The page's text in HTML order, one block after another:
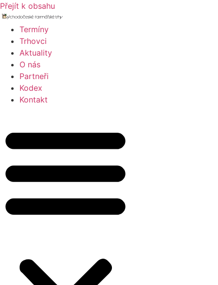
Přejít k obsahu
Termíny
Trhovci
Aktuality
O nás
Partneři
Kodex
Kontakt